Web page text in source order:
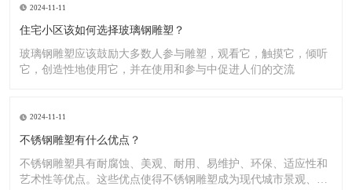
2024-11-11
住宅小区该如何选择玻璃钢雕塑？
玻璃钢雕塑应该鼓励大多数人参与雕塑，观看它，触摸它，倾听
它，创造性地使用它，并在使用和参与中促进人们的交流
2024-11-11
不锈钢雕塑有什么优点？
不锈钢雕塑具有耐腐蚀、美观、耐用、易维护、环保、适应性和
艺术性等优点。这些优点使得不锈钢雕塑成为现代城市景观、公